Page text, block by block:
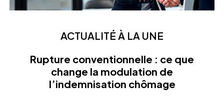
ACTUALITÉ À LA UNE
Rupture conventionnelle : ce que
change la modulation de
l’indemnisation chômage